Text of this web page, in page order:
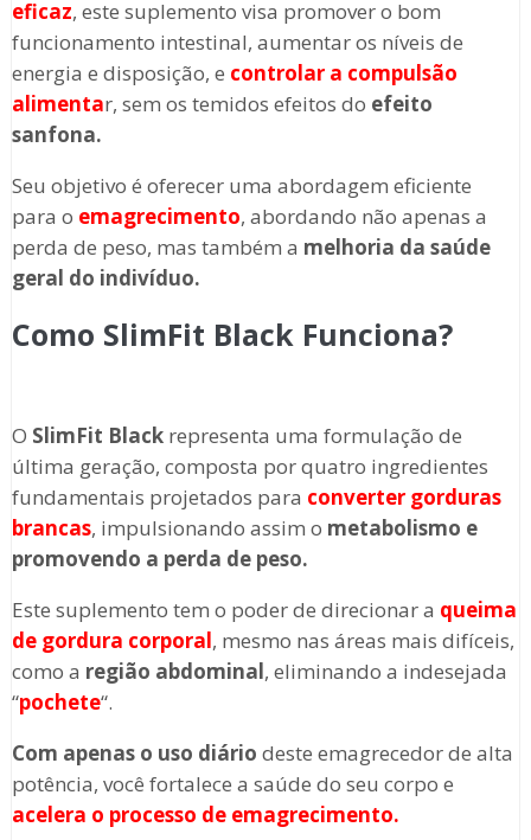
eficaz, este suplemento visa promover o bom
funcionamento intestinal, aumentar os níveis de
energia e disposição, e controlar a compulsão
alimentar, sem os temidos efeitos do efeito
sanfona.
Seu objetivo é oferecer uma abordagem eficiente
para o emagrecimento, abordando não apenas a
perda de peso, mas também a melhoria da saúde
geral do indivíduo.
Como SlimFit Black Funciona?
O SlimFit Blackrepresenta uma formulação de
última geração, composta por quatro ingredientes
fundamentais projetados para converter gorduras
brancas, impulsionando assim o metabolismo e
promovendo a perda de peso.
Este suplemento tem o poder de direcionar a queima
de gordura corporal, mesmo nas áreas mais difíceis,
como a região abdominal, eliminando a indesejada
“pochete“.
Com apenas o uso diário deste emagrecedor de alta
potência, você fortalece a saúde do seu corpo e
acelera o processo de emagrecimento.